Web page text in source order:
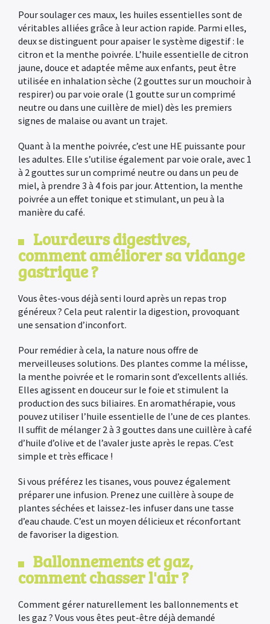
Pour soulager ces maux, les huiles essentielles sont de
véritables alliées grâce à leur action rapide. Parmi elles,
deux se distinguent pour apaiser le système digestif : le
citron et la menthe poivrée. L’huile essentielle de citron
jaune, douce et adaptée même aux enfants, peut être
utilisée en inhalation sèche (2 gouttes sur un mouchoir à
respirer) ou par voie orale (1 goutte sur un comprimé
neutre ou dans une cuillère de miel) dès les premiers
signes de malaise ou avant un trajet.
Quant à la menthe poivrée, c’est une HE puissante pour
les adultes. Elle s’utilise également par voie orale, avec 1
à 2 gouttes sur un comprimé neutre ou dans un peu de
miel, à prendre 3 à 4 fois par jour. Attention, la menthe
poivrée a un effet tonique et stimulant, un peu à la
manière du café.
Lourdeurs digestives,
comment améliorer sa vidange
gastrique ?
Vous êtes-vous déjà senti lourd après un repas trop
généreux ? Cela peut ralentir la digestion, provoquant
une sensation d’inconfort.
Pour remédier à cela, la nature nous offre de
merveilleuses solutions. Des plantes comme la mélisse,
la menthe poivrée et le romarin sont d’excellents alliés.
Elles agissent en douceur sur le foie et stimulent la
production des sucs biliaires. En aromathérapie, vous
pouvez utiliser l’huile essentielle de l’une de ces plantes.
Il suffit de mélanger 2 à 3 gouttes dans une cuillère à café
d’huile d’olive et de l’avaler juste après le repas. C’est
simple et très efficace !
Si vous préférez les tisanes, vous pouvez également
préparer une infusion. Prenez une cuillère à soupe de
plantes séchées et laissez-les infuser dans une tasse
d’eau chaude. C’est un moyen délicieux et réconfortant
de favoriser la digestion.
Ballonnements et gaz,
comment chasser l'air ?
Comment gérer naturellement les ballonnements et
les gaz ? Vous vous êtes peut-être déjà demandé